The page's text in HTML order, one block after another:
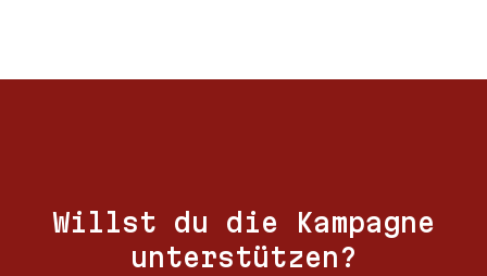
Willst du die Kampagne
unterstützen?